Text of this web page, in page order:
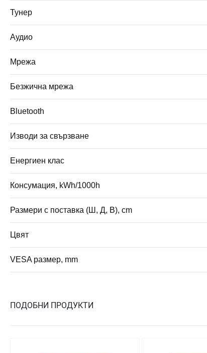
Тунер
Аудио
Мрежа
Безжична мрежа
Bluetooth
Изводи за свързване
Енергиен клас
Консумация, kWh/1000h
Размери с поставка (Ш, Д, В), cm
Цвят
VESA размер, mm
ПОДОБНИ ПРОДУКТИ